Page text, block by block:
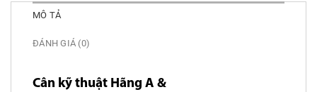
MÔ TẢ
ĐÁNH GIÁ (0)
Cân kỹ thuật Hãng A &